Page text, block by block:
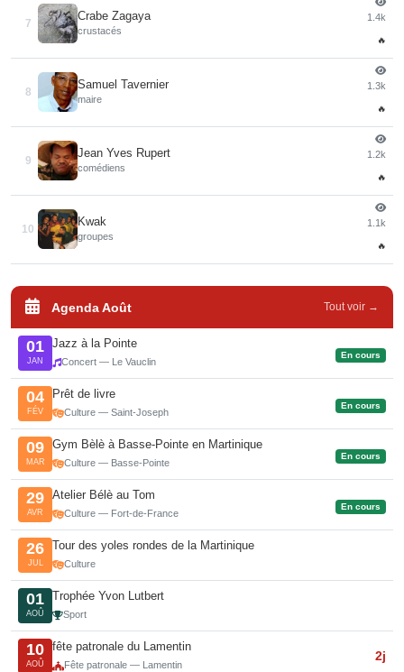
7
Crabe Zagaya
crustacés
1.4k
🔥
8
Samuel Tavernier
maire
1.3k
🔥
9
Jean Yves Rupert
comédiens
1.2k
🔥
10
Kwak
groupes
1.1k
🔥
Agenda Août Tout voir →
01
JAN
Jazz à la Pointe
Concert — Le Vauclin
En cours
04
FÉV
Prêt de livre
Culture — Saint-Joseph
En cours
09
MAR
Gym Bèlè à Basse-Pointe en Martinique
Culture — Basse-Pointe
En cours
29
AVR
Atelier Bélè au Tom
Culture — Fort-de-France
En cours
26
JUL
Tour des yoles rondes de la Martinique
Culture
01
AOÛ
Trophée Yvon Lutbert
Sport
10
AOÛ
fête patronale du Lamentin
Fête patronale — Lamentin
2j